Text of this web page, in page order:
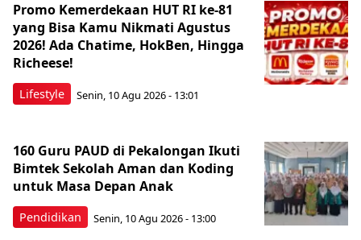
Lifestyle
Promo Kemerdekaan HUT RI ke-81
yang Bisa Kamu Nikmati Agustus
2026! Ada Chatime, HokBen, Hingga
Richeese!
Senin, 10 Agu 2026 - 13:01
Pendidikan
160 Guru PAUD di Pekalongan Ikuti
Bimtek Sekolah Aman dan Koding
untuk Masa Depan Anak
Senin, 10 Agu 2026 - 13:00